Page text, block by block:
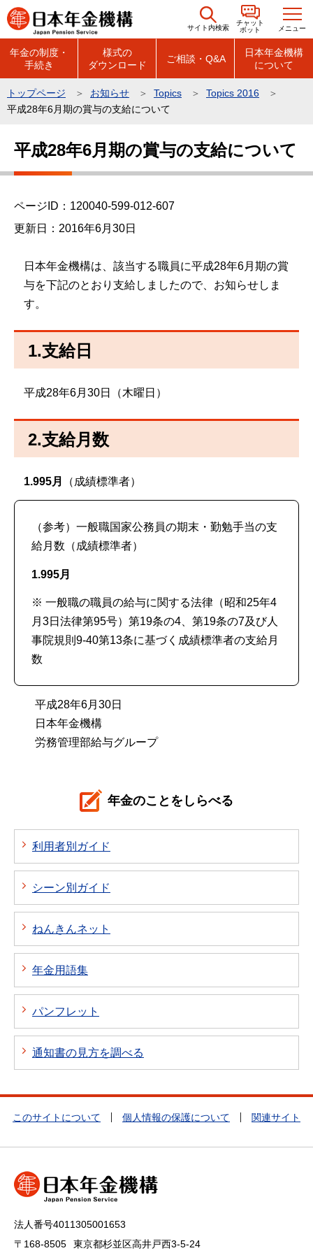
こ
の
の
す
サイト内検索
チャット
ボット
メニュー
年金の制度・
手続き
様式の
ダウンロード
ご相談・Q&A
日本年金機構
について
トップページ お知らせ Topics
Topics 2016
平成28年6月期の賞与の支給について
こ
平成28年6月期の賞与の支給について
ページID：120040-599-012-607
更新日：2016年6月30日
日本年金機構は、該当する職員に平成28年6月期の賞
与を下記のとおり支給しましたので、お知らせしま
す。
1.支給日
平成28年6月30日（木曜日）
2.支給月数
1.995月 （成績標準者）
（参考）一般職国家公務員の期末・勤勉手当の支
給月数（成績標準者）
1.995月
※ 一般職の職員の給与に関する法律（昭和25年4
月3日法律第95号）第19条の4、第19条の7及び人
事院規則9-40第13条に基づく成績標準者の支給月
数
平成28年6月30日
日本年金機構
労務管理部給与グループ
年金のことをしらべる
利用者別ガイド
シーン別ガイド
ねんきんネット
年金用語集
パンフレット
通知書の見方を調べる
このサイトについて 個人情報の保護について 関連サイト
法人番号4011305001653
〒168-8505
東京都杉並区高井戸西3-5-24